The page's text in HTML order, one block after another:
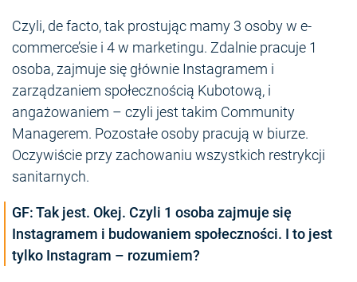
Czyli, de facto, tak prostując mamy 3 osoby w e-
commerce’sie i 4 w marketingu. Zdalnie pracuje 1
osoba, zajmuje się głównie Instagramem i
zarządzaniem społecznością Kubotową, i
angażowaniem – czyli jest takim Community
Managerem. Pozostałe osoby pracują w biurze.
Oczywiście przy zachowaniu wszystkich restrykcji
sanitarnych.
GF: Tak jest. Okej. Czyli 1 osoba zajmuje się
Instagramem i budowaniem społeczności. I to jest
tylko Instagram – rozumiem?